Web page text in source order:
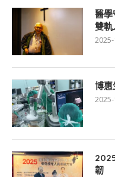
醫學
雙軌
博惠
韌